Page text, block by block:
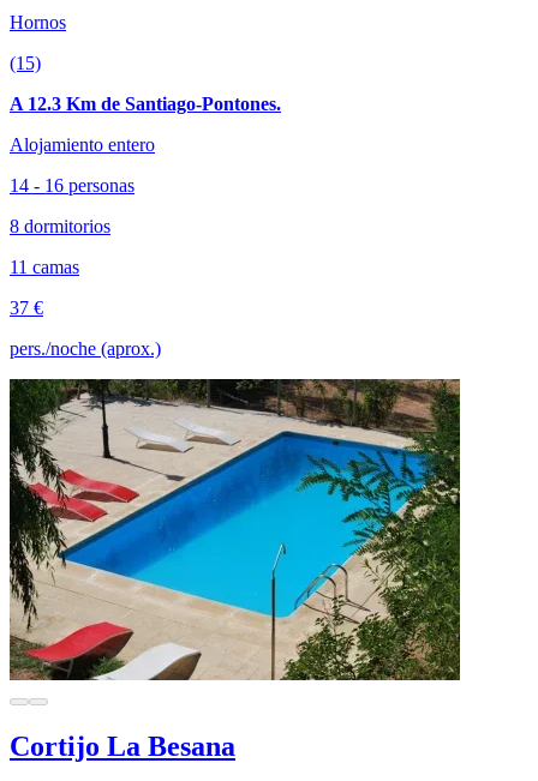
Hornos
(15)
A 12.3 Km de Santiago-Pontones.
Alojamiento entero
14 - 16 personas
8 dormitorios
11 camas
37 €
pers./noche (aprox.)
Cortijo La Besana